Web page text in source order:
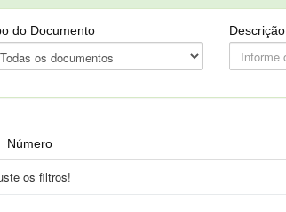
do Documento Descrição
Número
os filtros!